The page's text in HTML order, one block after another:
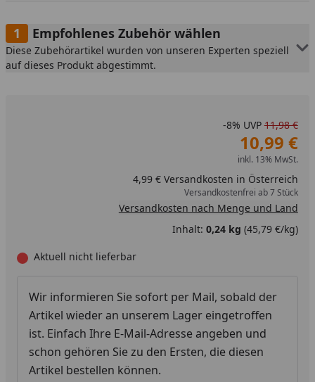
Empfohlenes Zubehör wählen
Diese Zubehörartikel wurden von unseren Experten speziell
auf dieses Produkt abgestimmt.
-8% UVP 11,98 €
10,99 €
inkl. 13% MwSt.
4,99 € Versandkosten in Österreich
Versandkostenfrei ab 7 Stück
Versandkosten nach Menge und Land
Inhalt: 0,24 kg (45,79 €/kg)
Aktuell nicht lieferbar
Wir informieren Sie sofort per Mail, sobald der
Artikel wieder an unserem Lager eingetroffen
ist. Einfach Ihre E-Mail-Adresse angeben und
schon gehören Sie zu den Ersten, die diesen
Artikel bestellen können.